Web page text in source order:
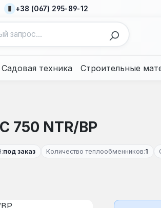
+38 (067) 295-89-12
Садовая техника Строительные
750 NTR/BP
под заказ Количество теплообменников:1